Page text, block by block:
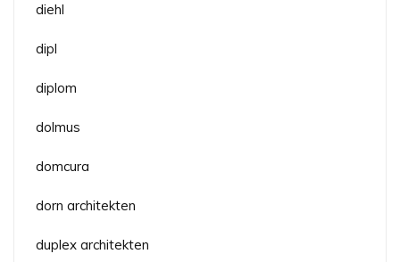
diehl
dipl
diplom
dolmus
domcura
dorn architekten
duplex architekten